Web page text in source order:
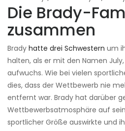
Die Brady-
zusammen
Brady hatte drei Schwestern um
halten, als er mit den Namen
aufwuchs. Wie bei vielen
dies, dass der Wettbewerb nie
entfernt war. Brady hat darüber
Wettbewerbsatmosphäre auf
sportlicher Größe auswirkte und